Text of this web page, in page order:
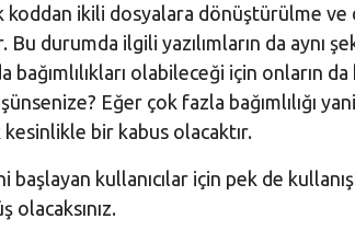
koddan ikili dosyalara dönüştürülme
durumda ilgili yazılımların da aynı
olabileceği için onların
Eğer çok fazla bağımlılığı
bir kabus olacaktır.
kullanıcılar için pek de